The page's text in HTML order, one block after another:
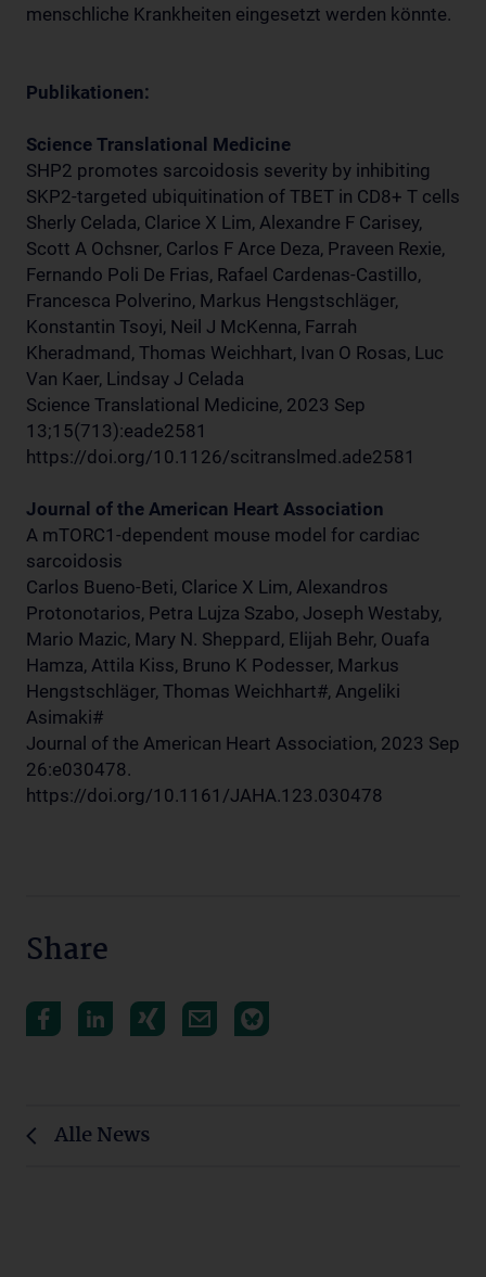
menschliche Krankheiten eingesetzt werden könnte.
Publikationen:
Science Translational Medicine
SHP2 promotes sarcoidosis severity by inhibiting
SKP2-targeted ubiquitination of TBET in CD8+ T cells
Sherly Celada, Clarice X Lim, Alexandre F Carisey,
Scott A Ochsner, Carlos F Arce Deza, Praveen Rexie,
Fernando Poli De Frias, Rafael Cardenas-Castillo,
Francesca Polverino, Markus Hengstschläger,
Konstantin Tsoyi, Neil J McKenna, Farrah
Kheradmand, Thomas Weichhart, Ivan O Rosas, Luc
Van Kaer, Lindsay J Celada
Science Translational Medicine, 2023 Sep
13;15(713):eade2581
https://doi.org/10.1126/scitranslmed.ade2581
Journal of the American Heart Association
A mTORC1-dependent mouse model for cardiac
sarcoidosis
Carlos Bueno-Beti, Clarice X Lim, Alexandros
Protonotarios, Petra Lujza Szabo, Joseph Westaby,
Mario Mazic, Mary N. Sheppard, Elijah Behr, Ouafa
Hamza, Attila Kiss, Bruno K Podesser, Markus
Hengstschläger, Thomas Weichhart#, Angeliki
Asimaki#
Journal of the American Heart Association, 2023 Sep
26:e030478.
https://doi.org/10.1161/JAHA.123.030478
Share
Alle News